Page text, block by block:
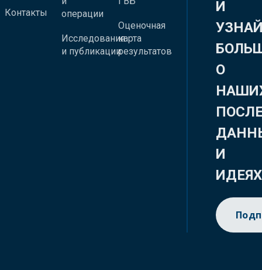
Контакты
операции
Исследования
и публикации
Оценочная
карта
результатов
И
О
И
ИДЕЯХ